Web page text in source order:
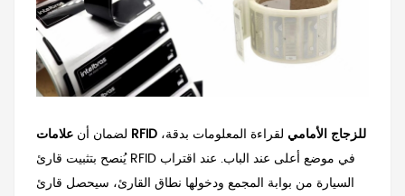
لضمان أن علامات RFID للزجاج الأمامي لقراءة المعلومات بدقة،
يُنصح بتثبيت قارئ RFID في موضع أعلى عند الباب. عند اقتراب
السيارة من بوابة المجمع ودخولها نطاق القارئ، سيحصل قارئ